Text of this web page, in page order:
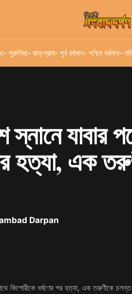
- পুরুলিয়া- ঝাড়গ্রাম- পূর্ব বর্ধমান- পশ্চিম বর্ধমান-
স্নানে যাবার
হত্যা, এক
Darpan